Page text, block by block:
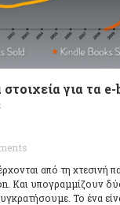
στοιχεία για τα
από τη χτεσινή
Και υπογραμμίζουν
Το ένα